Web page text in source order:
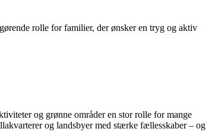
rolle for familier, der ønsker en tryg og aktiv
og grønne områder en stor rolle for mange
og landsbyer med stærke fællesskaber – og